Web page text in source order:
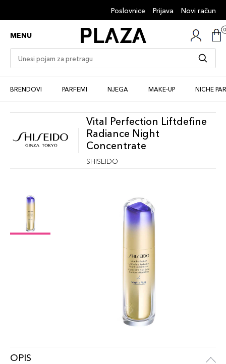
Poslovnice Prijava Novi račun
MENU
BRENDOVI PARFEMI NJEGA MAKE-UP NICHE
Vital Perfection Liftdefine
Radiance Night
Concentrate
SHISEIDO
OPIS